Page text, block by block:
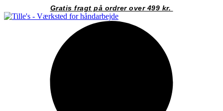
til
Gratis fragt på ordrer over 499 kr.